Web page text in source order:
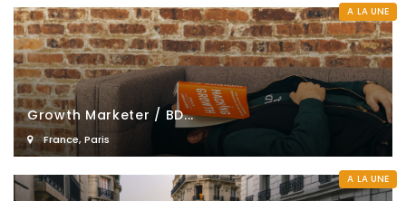
A LA UNE
Growth Marketer / BD...
France, Paris
A LA UNE